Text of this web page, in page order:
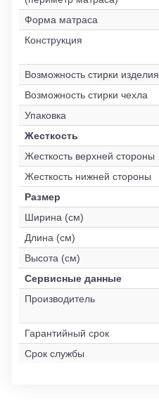
Форма матраса
Конструкция
Возможность стирки изделия
Возможность стирки чехла
Упаковка
Жесткость
Жесткость верхней стороны
Жесткость нижней стороны
Размер
Ширина (см)
Длина (см)
Высота (см)
Сервисные данные
Производитель
Гарантийный срок
Срок службы